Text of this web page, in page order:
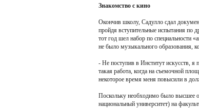
Знакомство с кино
Окончив школу, Садулло сдал
пройдя вступительные испытания по
тот год шел набор по специальности
не было музыкального образования,
- Не поступив в Институт искусств,
такая работа, когда на съемочной
некоторое время меня повысили в
Поскольку необходимо было высшее
национальный университет) на